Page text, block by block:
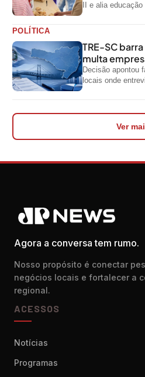
II e alia
POLÍTICA
TRE-SC
multa
Decisão apontou
locais onde
Ver
Agora a conversa tem rumo.
Nosso propósito é conectar
negócios locais e fortalecer a
regional.
ACESSOS
Notícias
Programas